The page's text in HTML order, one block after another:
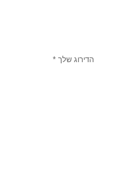
הדירוג שלך *